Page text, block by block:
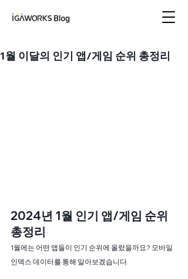
1월 이달의 인기 앱/게임 순위 총정리
2024년 1월 인기 앱/게임 순위
총정리
1월에는 어떤 앱들이 인기 순위에 올랐을까요? 모바일
인덱스 데이터를 통해 알아보겠습니다.